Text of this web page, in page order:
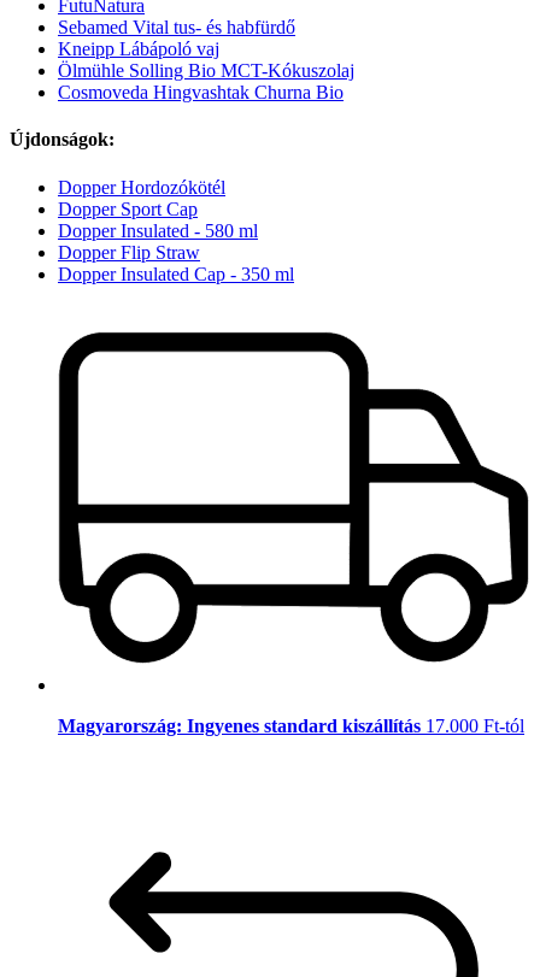
FutuNatura
Sebamed Vital tus- és habfürdő
Kneipp Lábápoló vaj
Ölmühle Solling Bio MCT-Kókuszolaj
Cosmoveda Hingvashtak Churna Bio
Újdonságok:
Dopper Hordozókötél
Dopper Sport Cap
Dopper Insulated - 580 ml
Dopper Flip Straw
Dopper Insulated Cap - 350 ml
Magyarország: Ingyenes standard kiszállítás 17.000 Ft-tól